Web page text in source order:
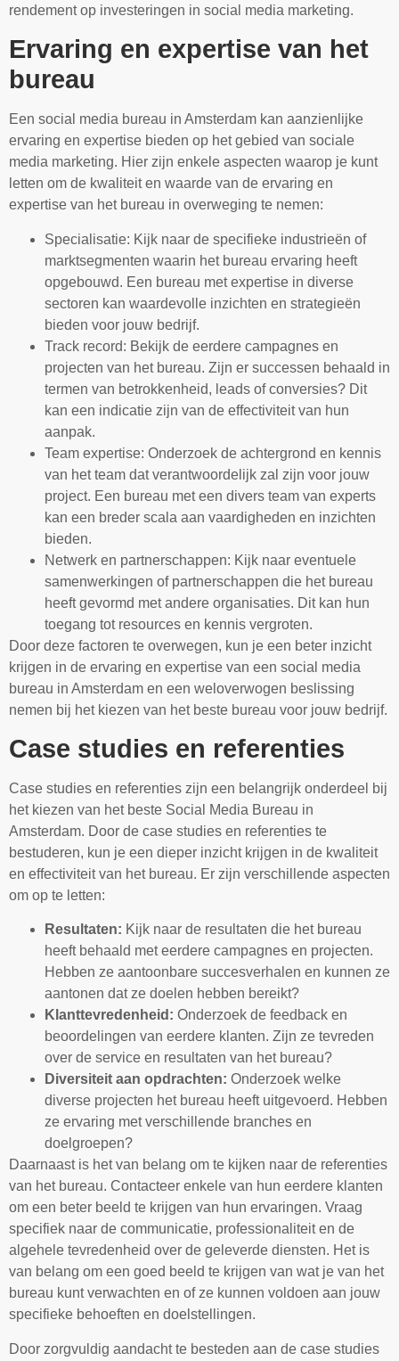
rendement op investeringen in social media marketing.
Ervaring en expertise van het
bureau
Een social media bureau in Amsterdam kan aanzienlijke
ervaring en expertise bieden op het gebied van sociale
media marketing. Hier zijn enkele aspecten waarop je kunt
letten om de kwaliteit en waarde van de ervaring en
expertise van het bureau in overweging te nemen:
Specialisatie: Kijk naar de specifieke industrieën of
marktsegmenten waarin het bureau ervaring heeft
opgebouwd. Een bureau met expertise in diverse
sectoren kan waardevolle inzichten en strategieën
bieden voor jouw bedrijf.
Track record: Bekijk de eerdere campagnes en
projecten van het bureau. Zijn er successen behaald in
termen van betrokkenheid, leads of conversies? Dit
kan een indicatie zijn van de effectiviteit van hun
aanpak.
Team expertise: Onderzoek de achtergrond en kennis
van het team dat verantwoordelijk zal zijn voor jouw
project. Een bureau met een divers team van experts
kan een breder scala aan vaardigheden en inzichten
bieden.
Netwerk en partnerschappen: Kijk naar eventuele
samenwerkingen of partnerschappen die het bureau
heeft gevormd met andere organisaties. Dit kan hun
toegang tot resources en kennis vergroten.
Door deze factoren te overwegen, kun je een beter inzicht
krijgen in de ervaring en expertise van een social media
bureau in Amsterdam en een weloverwogen beslissing
nemen bij het kiezen van het beste bureau voor jouw bedrijf.
Case studies en referenties
Case studies en referenties zijn een belangrijk onderdeel bij
het kiezen van het beste Social Media Bureau in
Amsterdam. Door de case studies en referenties te
bestuderen, kun je een dieper inzicht krijgen in de kwaliteit
en effectiviteit van het bureau. Er zijn verschillende aspecten
om op te letten:
Resultaten: Kijk naar de resultaten die het bureau
heeft behaald met eerdere campagnes en projecten.
Hebben ze aantoonbare succesverhalen en kunnen ze
aantonen dat ze doelen hebben bereikt?
Klanttevredenheid: Onderzoek de feedback en
beoordelingen van eerdere klanten. Zijn ze tevreden
over de service en resultaten van het bureau?
Diversiteit aan opdrachten: Onderzoek welke
diverse projecten het bureau heeft uitgevoerd. Hebben
ze ervaring met verschillende branches en
doelgroepen?
Daarnaast is het van belang om te kijken naar de referenties
van het bureau. Contacteer enkele van hun eerdere klanten
om een beter beeld te krijgen van hun ervaringen. Vraag
specifiek naar de communicatie, professionaliteit en de
algehele tevredenheid over de geleverde diensten. Het is
van belang om een goed beeld te krijgen van wat je van het
bureau kunt verwachten en of ze kunnen voldoen aan jouw
specifieke behoeften en doelstellingen.
Door zorgvuldig aandacht te besteden aan de case studies